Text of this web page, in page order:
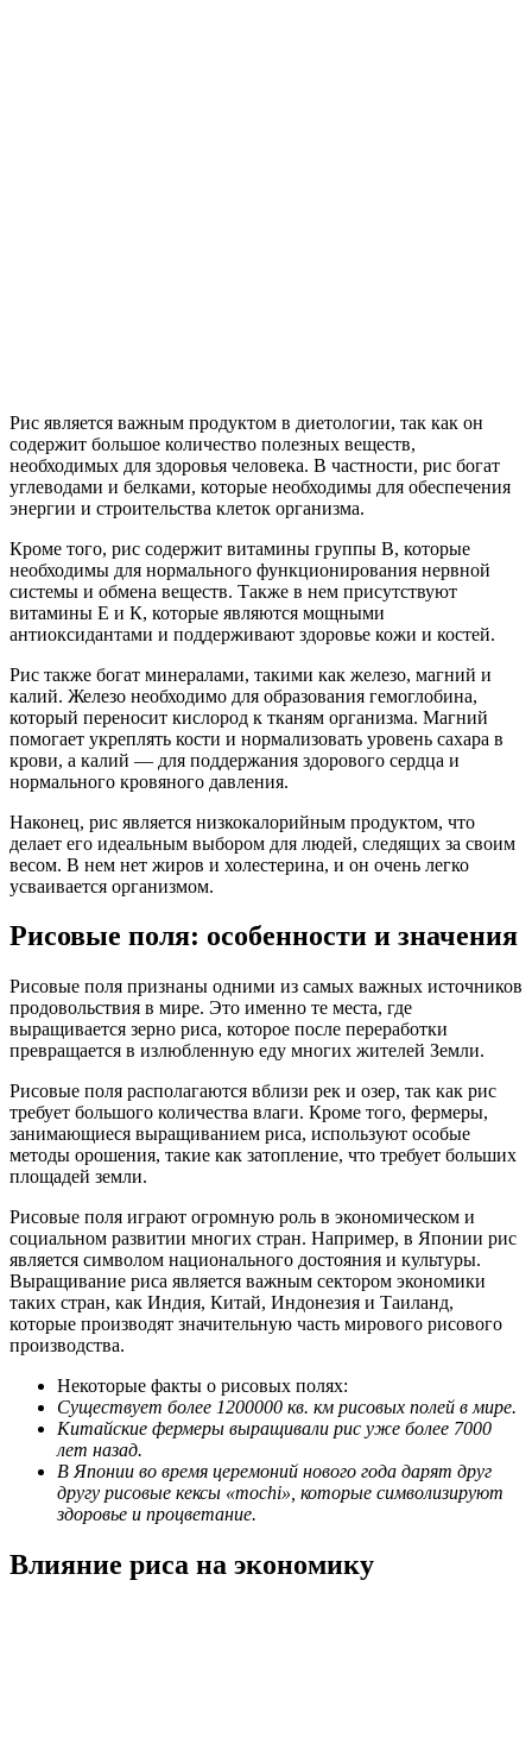
Рис является важным продуктом в диетологии, так как он
содержит большое количество полезных веществ,
необходимых для здоровья человека. В частности, рис богат
углеводами и белками, которые необходимы для обеспечения
энергии и строительства клеток организма.
Кроме того, рис содержит витамины группы В, которые
необходимы для нормального функционирования нервной
системы и обмена веществ. Также в нем присутствуют
витамины Е и К, которые являются мощными
антиоксидантами и поддерживают здоровье кожи и костей.
Рис также богат минералами, такими как железо, магний и
калий. Железо необходимо для образования гемоглобина,
который переносит кислород к тканям организма. Магний
помогает укреплять кости и нормализовать уровень сахара в
крови, а калий — для поддержания здорового сердца и
нормального кровяного давления.
Наконец, рис является низкокалорийным продуктом, что
делает его идеальным выбором для людей, следящих за своим
весом. В нем нет жиров и холестерина, и он очень легко
усваивается организмом.
Рисовые поля: особенности и значения
Рисовые поля признаны одними из самых важных источников
продовольствия в мире. Это именно те места, где
выращивается зерно риса, которое после переработки
превращается в излюбленную еду многих жителей Земли.
Рисовые поля располагаются вблизи рек и озер, так как рис
требует большого количества влаги. Кроме того, фермеры,
занимающиеся выращиванием риса, используют особые
методы орошения, такие как затопление, что требует больших
площадей земли.
Рисовые поля играют огромную роль в экономическом и
социальном развитии многих стран. Например, в Японии рис
является символом национального достояния и культуры.
Выращивание риса является важным сектором экономики
таких стран, как Индия, Китай, Индонезия и Таиланд,
которые производят значительную часть мирового рисового
производства.
Некоторые факты о рисовых полях:
Существует более 1200000 кв. км рисовых полей в мире.
Китайские фермеры выращивали рис уже более 7000
лет назад.
В Японии во время церемоний нового года дарят друг
другу рисовые кексы «mochi», которые символизируют
здоровье и процветание.
Влияние риса на экономику